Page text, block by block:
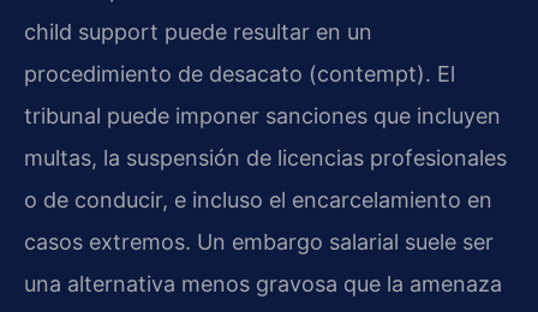
child support puede resultar en un
procedimiento de desacato (contempt). El
tribunal puede imponer sanciones que incluyen
multas, la suspensión de licencias profesionales
o de conducir, e incluso el encarcelamiento en
casos extremos. Un embargo salarial suele ser
una alternativa menos gravosa que la amenaza